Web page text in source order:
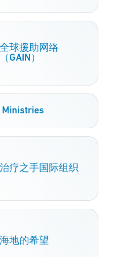
全球援助网络
（GAIN）
Ministries
治疗之手国际组织
海地的希望